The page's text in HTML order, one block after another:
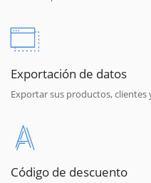
Exportación de datos
Exportar sus productos, clientes
Código de descuento